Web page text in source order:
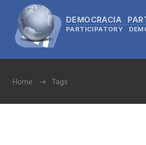
DEMOCRACIA
PARTICIPATORY
Home Tags